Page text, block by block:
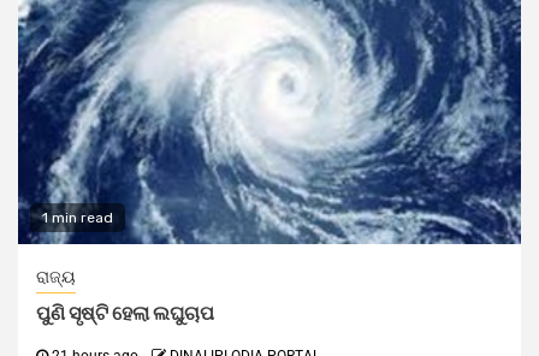
1 min read
ରାଜ୍ୟ
ପୁଣି ସୃଷ୍ଟି ହେଲା ଲଘୁଚାପ